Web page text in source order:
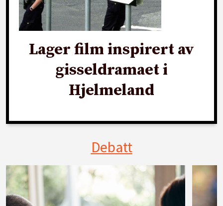
Lager film inspirert av
gisseldramaet i
Hjelmeland
Debatt